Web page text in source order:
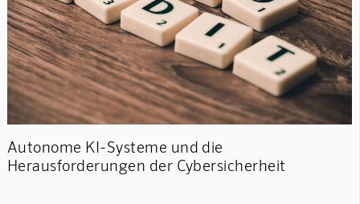
Autonome KI-Systeme und die
Herausforderungen der Cybersicherheit